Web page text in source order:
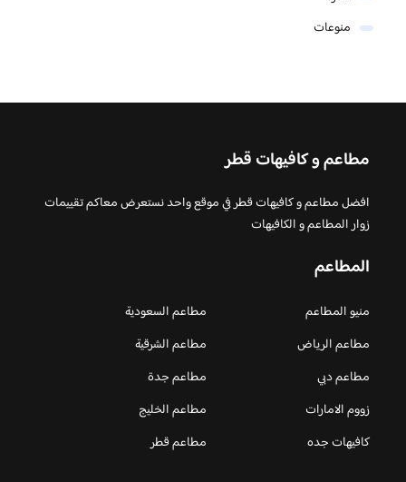
منوعات
مطاعم و كافيهات قطر
افضل مطاعم و كافيهات قطر في موقع واحد نستعرض معاكم تقييمات
زوار المطاعم و الكافيهات
المطاعم
منيو المطاعم
مطاعم السعودية
مطاعم الرياض
مطاعم الشرقية
مطاعم دبي
مطاعم جدة
زووم الامارات
مطاعم الخليج
كافيهات جده
مطاعم قطر